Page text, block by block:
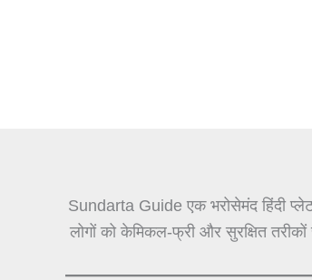
Sundarta Guide एक भरोसेमंद हिंदी
लोगों को केमिकल-फ्री और सुरक्षित